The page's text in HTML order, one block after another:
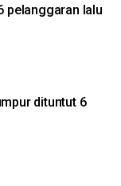
pelanggaran lalu
dituntut 6